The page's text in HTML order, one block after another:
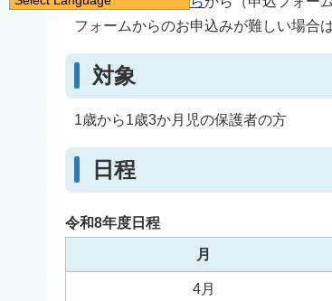
フォームからのお申込みが難しい場合
対象
1歳から1歳3か月児の保護者の方
日程
令和8年度日程
月
4月